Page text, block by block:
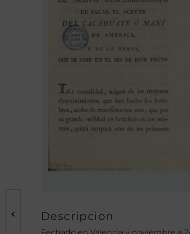
Descripcion
Fechado en Valencia y noviembre a